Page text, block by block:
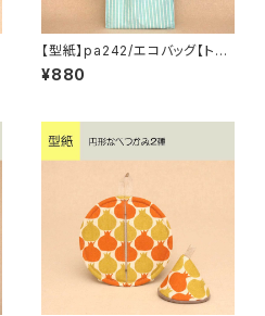
【型紙】pa242/エコバッグ【トー
ト型・3】
¥880